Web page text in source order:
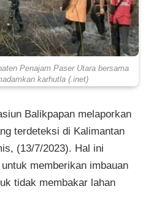
Penajam Paser Utara bersama
karhutla (.inet)
Balikpapan melaporkan
terdeteksi di Kalimantan
(13/7/2023). Hal ini
memberikan imbauan
tidak membakar lahan